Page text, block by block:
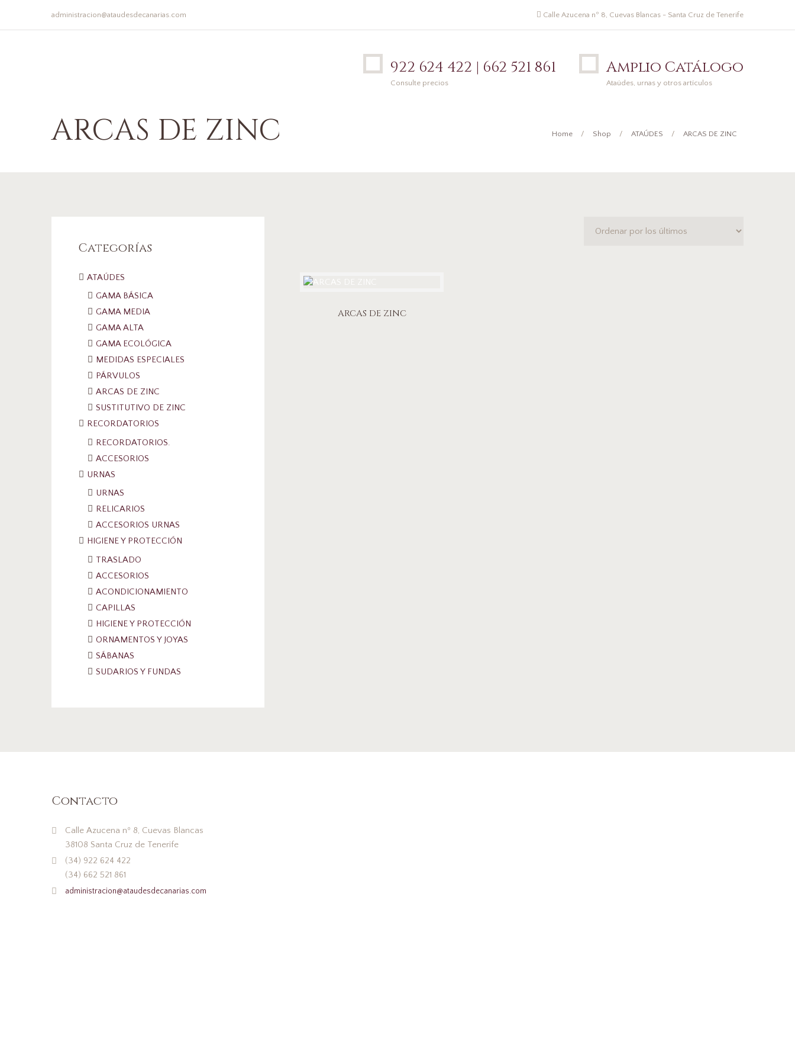
administracion@ataudesdecanarias.com Calle Azucena nº 8, Cuevas Blancas - Santa Cruz de Tenerife
922 624 422 | 662 521 861
Consulte precios
Amplio Catálogo
Ataúdes, urnas y otros artículos
Home Shop ATAÚDES ARCAS DE ZINC
ARCAS DE ZINC
ARCAS DE ZINC
Categorías
ATAÚDES
GAMA BÁSICA
GAMA MEDIA
GAMA ALTA
GAMA ECOLÓGICA
MEDIDAS ESPECIALES
PÁRVULOS
ARCAS DE ZINC
SUSTITUTIVO DE ZINC
RECORDATORIOS
RECORDATORIOS.
ACCESORIOS
URNAS
URNAS
RELICARIOS
ACCESORIOS URNAS
HIGIENE Y PROTECCIÓN
TRASLADO
ACCESORIOS
ACONDICIONAMIENTO
CAPILLAS
HIGIENE Y PROTECCIÓN
ORNAMENTOS Y JOYAS
SÁBANAS
SUDARIOS Y FUNDAS
Contacto
Calle Azucena nº 8, Cuevas Blancas
38108 Santa Cruz de Tenerife
(34) 922 624 422
(34) 662 521 861
administracion@ataudesdecanarias.com